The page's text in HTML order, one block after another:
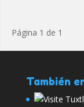
Página 1 de 1
También